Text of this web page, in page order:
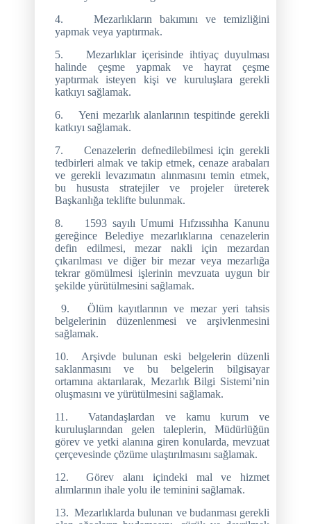
4.
Mezarlıkların bakımını ve temizliğini
yapmak veya yaptırmak.
5.
Mezarlıklar içerisinde ihtiyaç duyulması
halinde çeşme yapmak ve hayrat çeşme
yaptırmak isteyen kişi ve kuruluşlara gerekli
katkıyı sağlamak.
6.
Yeni mezarlık alanlarının tespitinde gerekli
katkıyı sağlamak.
7.
Cenazelerin defnedilebilmesi için gerekli
tedbirleri almak ve takip etmek, cenaze arabaları
ve gerekli levazımatın alınmasını temin etmek,
bu hususta stratejiler ve projeler üreterek
Başkanlığa teklifte bulunmak.
8.
1593 sayılı Umumi Hıfzıssıhha Kanunu
gereğince Belediye mezarlıklarına cenazelerin
defin edilmesi, mezar nakli için mezardan
çıkarılması ve diğer bir mezar veya mezarlığa
tekrar gömülmesi işlerinin mevzuata uygun bir
şe­kilde yürütülmesini sağlamak.
9.
Ölüm kayıtlarının ve mezar yeri tahsis
belgelerinin düzenlenmesi ve arşivlenmesini
sağlamak.
10.
Arşivde bulunan eski belgelerin düzenli
saklanmasını ve bu belgelerin bilgisayar
ortamına aktarılarak, Mezarlık Bilgi Sistemi’nin
oluşmasını ve yürütülmesini sağlamak.
11.
Vatandaşlardan ve kamu kurum ve
kuruluşlarından gelen taleplerin, Müdürlüğün
görev ve yetki alanına giren konularda, mevzuat
çerçevesinde çözüme ulaştırılmasını sağlamak.
12.
Görev alanı içindeki mal ve hizmet
alımlarının ihale yolu ile teminini sağlamak.
13. Mezarlıklarda bulunan ve budanması gerekli